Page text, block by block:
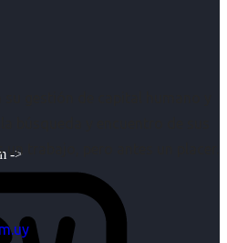
->
su gestión de capital humano y
búsqueda y encuentro de sus
trabajo, pero antes un placer.